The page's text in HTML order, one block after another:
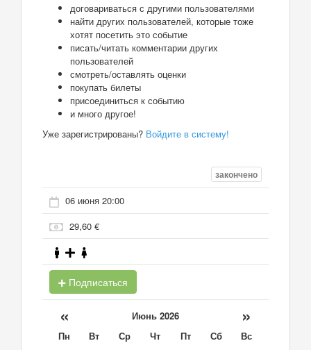
договариваться с другими пользователями
найти других пользователей, которые тоже
хотят посетить это событие
писать/читать комментарии других
пользователей
смотреть/оставлять оценки
покупать билеты
присоединиться к событию
и много другое!
Уже зарегистрированы? Войдите в систему!
закончено
06 июня 20:00
29,60 €
Подписаться
« Июнь 2026 »
Пн Вт Ср Чт Пт Сб
Вс